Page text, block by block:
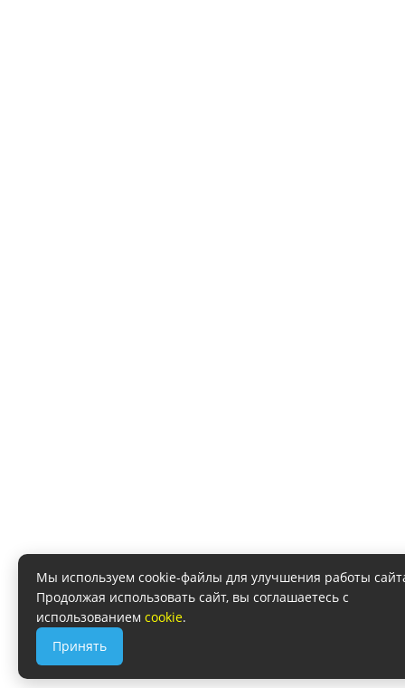
Мы используем cookie-файлы для улучшения работы
Продолжая использовать сайт, вы соглашаетесь с
использованием cookie.
Принять